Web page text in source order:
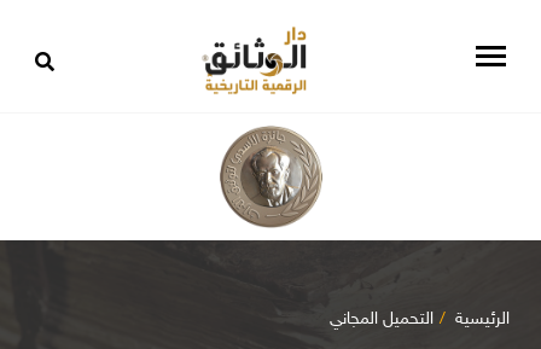
الرئيسية التحميل المجاني